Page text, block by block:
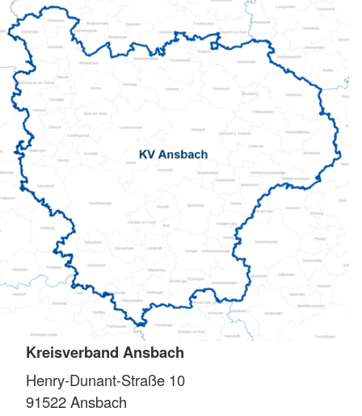
Kreisverband Ansbach
Henry-Dunant-Straße 10
91522Ansbach